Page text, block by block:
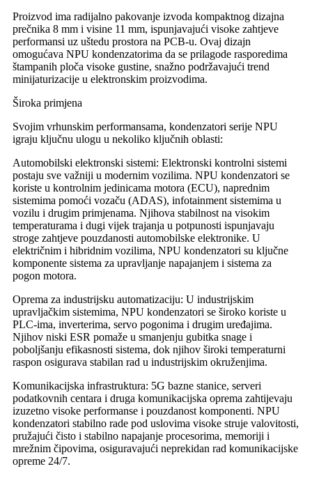
Proizvod ima radijalno pakovanje izvoda kompaktnog dizajna
prečnika 8 mm i visine 11 mm, ispunjavajući visoke zahtjeve
performansi uz uštedu prostora na PCB-u. Ovaj dizajn
omogućava NPU kondenzatorima da se prilagode rasporedima
štampanih ploča visoke gustine, snažno podržavajući trend
minijaturizacije u elektronskim proizvodima.
Široka primjena
Svojim vrhunskim performansama, kondenzatori serije NPU
igraju ključnu ulogu u nekoliko ključnih oblasti:
Automobilski elektronski sistemi: Elektronski kontrolni sistemi
postaju sve važniji u modernim vozilima. NPU kondenzatori se
koriste u kontrolnim jedinicama motora (ECU), naprednim
sistemima pomoći vozaču (ADAS), infotainment sistemima u
vozilu i drugim primjenama. Njihova stabilnost na visokim
temperaturama i dugi vijek trajanja u potpunosti ispunjavaju
stroge zahtjeve pouzdanosti automobilske elektronike. U
električnim i hibridnim vozilima, NPU kondenzatori su ključne
komponente sistema za upravljanje napajanjem i sistema za
pogon motora.
Oprema za industrijsku automatizaciju: U industrijskim
upravljačkim sistemima, NPU kondenzatori se široko koriste u
PLC-ima, inverterima, servo pogonima i drugim uređajima.
Njihov niski ESR pomaže u smanjenju gubitka snage i
poboljšanju efikasnosti sistema, dok njihov široki temperaturni
raspon osigurava stabilan rad u industrijskim okruženjima.
Komunikacijska infrastruktura: 5G bazne stanice, serveri
podatkovnih centara i druga komunikacijska oprema zahtijevaju
izuzetno visoke performanse i pouzdanost komponenti. NPU
kondenzatori stabilno rade pod uslovima visoke struje valovitosti,
pružajući čisto i stabilno napajanje procesorima, memoriji i
mrežnim čipovima, osiguravajući neprekidan rad komunikacijske
opreme 24/7.